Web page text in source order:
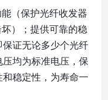
（保护光纤收发器
）；提供可靠的稳
证无论多少个光纤
均为标准电压，保
稳定性，为寿命一